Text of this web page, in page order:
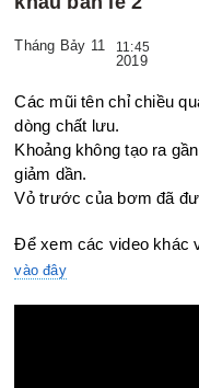
Tháng Bảy 11 11:45
2019
Các mũi tên chỉ chiều quay của trục bơm và hướng đi của
dòng chất lưu.
Khoảng không tạo ra
giảm dần.
Vỏ trước của bơm đã
Để xem các video khác
vào đây